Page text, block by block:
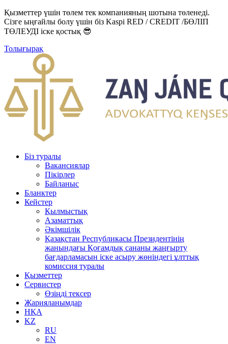
Қызметтер үшін төлем тек компанияның шотына төленеді.
Сізге ыңғайлы болу үшін біз Kaspi RED / CREDIT /БӨЛІП
ТӨЛЕУДІ іске қостық 😎
Толығырақ
Біз туралы
Вакансиялар
Пікірлер
Байланыс
Бланктер
Кейстер
Қылмыстық
Азаматтық
Әкімшілік
Қазақстан Республикасы Президентінің
жанындағы Қоғамдық сананы жаңғырту
бағдарламасын іске асыру жөніндегі ұлттық
комиссия туралы
Қызметтер
Сервистер
Өзіңді тексер
Жарияланымдар
НҚА
KZ
RU
EN